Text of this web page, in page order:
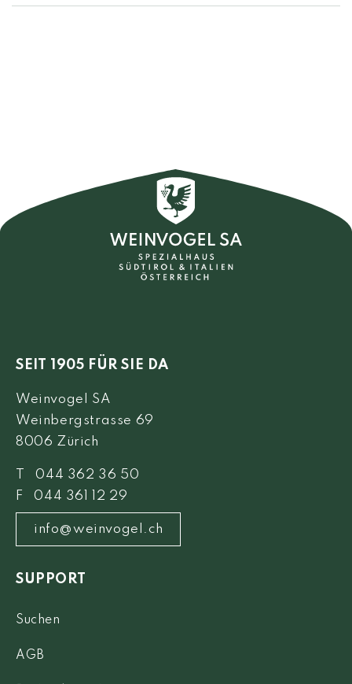
SEIT 1905 FÜR SIE DA
Weinvogel SA
Weinbergstrasse 69
8006 Zürich
T 044 362 36 50
F 044 361 12 29
info@weinvogel.ch
SUPPORT
Suchen
AGB